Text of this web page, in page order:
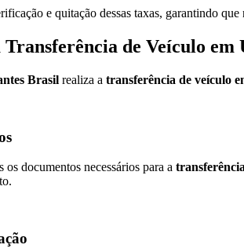
e quitação dessas taxas, garantindo que
Transferência de Veículo
Brasil realiza a transferência de veículo
documentos necessários para a